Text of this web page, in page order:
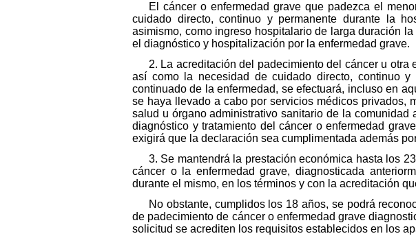
El cáncer o enfermedad grave que padezca el
cuidado directo, continuo y permanente durante la
asimismo, como ingreso hospitalario de larga duración
el diagnóstico y hospitalización por la enfermedad grave.
2. La acreditación del padecimiento del cáncer u
así como la necesidad de cuidado directo, continuo
continuado de la enfermedad, se efectuará, incluso en
se haya llevado a cabo por servicios médicos privados,
salud u órgano administrativo sanitario de la comunidad
diagnóstico y tratamiento del cáncer o enfermedad
exigirá que la declaración sea cumplimentada además
3. Se mantendrá la prestación económica hasta los
cáncer o la enfermedad grave, diagnosticada
durante el mismo, en los términos y con la acreditación
No obstante, cumplidos los 18 años, se podrá
de padecimiento de cáncer o enfermedad grave
solicitud se acrediten los requisitos establecidos en los